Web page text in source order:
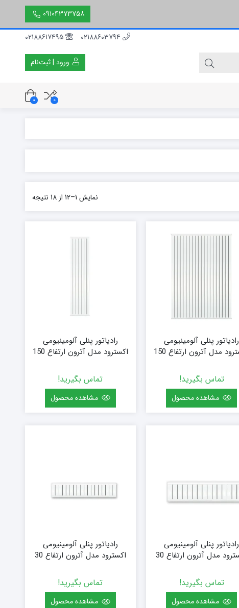
۰۹۱۰۴۳۷۳۷۵۸
02188617495
ورود | ثبت‌نام
0
0
نمایش 1–12 از 18 نتیجه
رادیاتور پنلی آلومینیومی
اکسترود مدل آترون ارتفاع 150
تماس بگیرید!
مشاهده محصول
رادیاتور پنلی آلومینیومی
اکسترود مدل آترون ارتفاع 150
تماس بگیرید!
مشاهده محصول
رادیاتور پنلی آلومینیومی
اکسترود مدل آترون ارتفاع 30
پره)
تماس بگیرید!
مشاهده محصول
رادیاتور پنلی آلومینیومی
اکسترود مدل آترون ارتفاع 30
پره)
تماس بگیرید!
مشاهده محصول